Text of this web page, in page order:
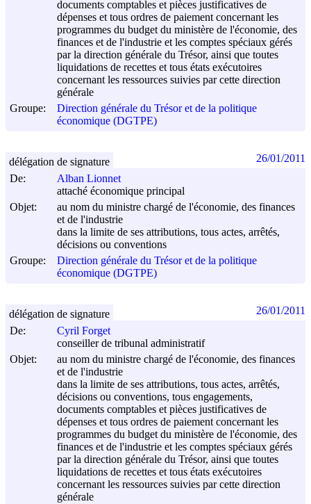
documents comptables et pièces justificatives de
dépenses et tous ordres de paiement concernant les
programmes du budget du ministère de l'économie, des
finances et de l'industrie et les comptes spéciaux gérés
par la direction générale du Trésor, ainsi que toutes
liquidations de recettes et tous états exécutoires
concernant les ressources suivies par cette direction
générale
Groupe:
Direction générale du Trésor et de la politique
économique (DGTPE)
De:
Alban Lionnet
attaché économique principal
Objet:
au nom du ministre chargé de l'économie, des finances
et de l'industrie
dans la limite de ses attributions, tous actes, arrêtés,
décisions ou conventions
Groupe:
Direction générale du Trésor et de la politique
économique (DGTPE)
délégation de signature 26/01/2011
De:
Cyril Forget
conseiller de tribunal administratif
Objet:
au nom du ministre chargé de l'économie, des finances
et de l'industrie
dans la limite de ses attributions, tous actes, arrêtés,
décisions ou conventions, tous engagements,
documents comptables et pièces justificatives de
dépenses et tous ordres de paiement concernant les
programmes du budget du ministère de l'économie, des
finances et de l'industrie et les comptes spéciaux gérés
par la direction générale du Trésor, ainsi que toutes
liquidations de recettes et tous états exécutoires
concernant les ressources suivies par cette direction
générale
délégation de signature 26/01/2011